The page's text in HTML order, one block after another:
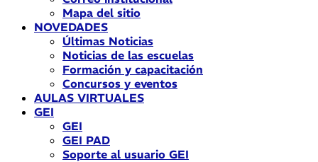
Mapa del sitio
NOVEDADES
Últimas Noticias
Noticias de las escuelas
Formación y capacitación
Concursos y eventos
AULAS VIRTUALES
GEI
GEI
GEI PAD
Soporte al usuario GEI